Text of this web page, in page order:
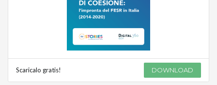
Scaricalo gratis! DOWNLOAD